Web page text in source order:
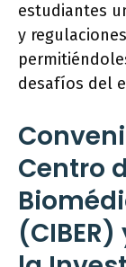
estudiantes
y
desafíos del
Centro